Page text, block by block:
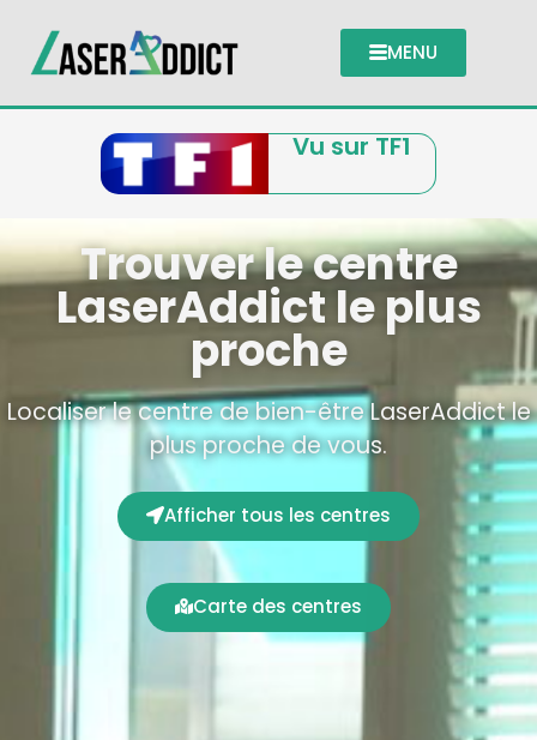
MENU
Vu sur TF1
Trouver le centre
LaserAddict le plus
proche
Localiser le centre de bien-être LaserAddict le
plus proche de vous.
Afficher tous les centres
Carte des centres